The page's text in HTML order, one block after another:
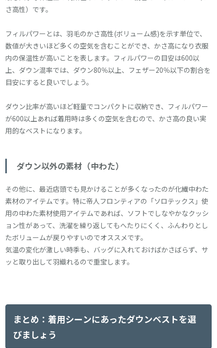
さ高性）です。
フィルパワーとは、羽毛のかさ高性(ボリューム感)を示す単位で、
数値が大きいほど多くの空気を含むことができ、かさ高になり衣服
内の保温性が高いことを表します。フィルパワーの目安は600以
上、ダウン混率では、ダウン80％以上、フェザー20％以下の割合を
目安にすると良いでしょう。
ダウン比率が高いほど軽量でコンパクトに収納でき、フィルパワー
が600以上あれば着用時は多くの空気を含むので、かさ高の良い実
用的なベストになります。
ダウン以外の素材（中わた）
その他に、最近店頭でも見かけることが多くなったのが化繊中わた
素材のアイテムです。特に帝人フロンティアの「ソロテックス」使
用の中わた素材使用アイテムであれば、ソフトでしなやかなクッシ
ョン性があって、洗濯を繰り返してもへたりにくく、ふんわりとし
たボリュームが戻りやすいのでオススメです。
気温の変化が激しい時季も、バッグに入れておけばかさばらず、サ
ッと取り出して羽織れるので重宝します。
まとめ：着用シーンにあったダウンベストを選
びましょう